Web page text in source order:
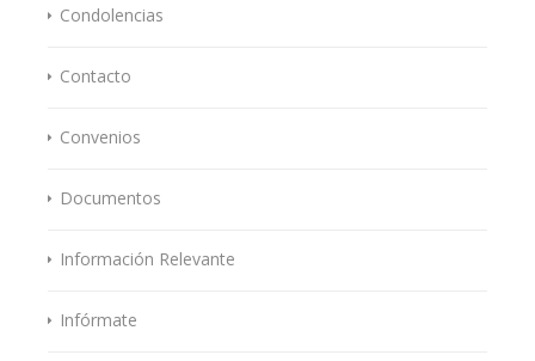
Condolencias
Contacto
Convenios
Documentos
Información Relevante
Infórmate